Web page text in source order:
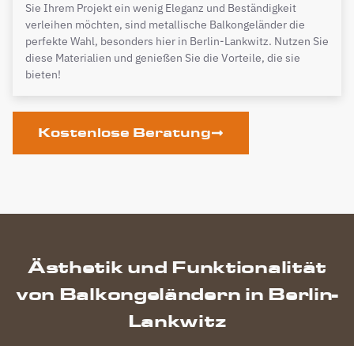
Sie Ihrem Projekt ein wenig Eleganz und Beständigkeit
verleihen möchten, sind metallische Balkongeländer die
perfekte Wahl, besonders hier in Berlin-Lankwitz. Nutzen Sie
diese Materialien und genießen Sie die Vorteile, die sie
bieten!
Kostenlose Beratung
Ästhetik und Funktionalität
von Balkongeländern in Berlin-
Lankwitz